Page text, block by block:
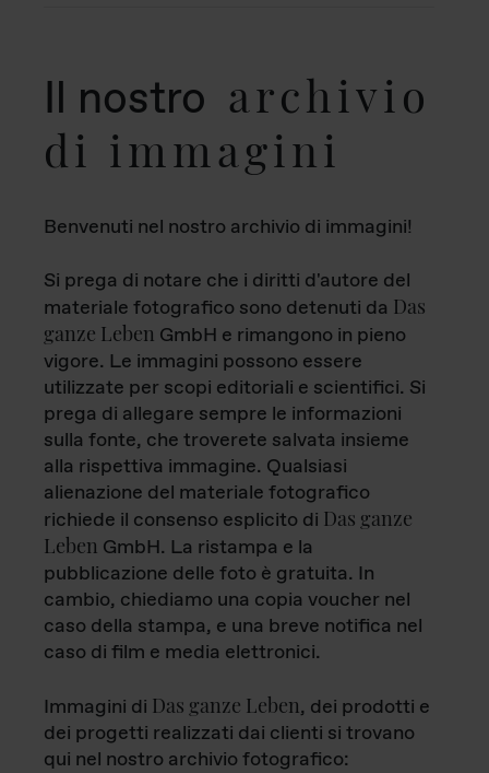
Il nostro archivio
di immagini
Benvenuti nel nostro archivio di immagini!
Si prega di notare che i diritti d'autore del
materiale fotografico sono detenuti da Das
ganze Leben GmbH e rimangono in pieno
vigore. Le immagini possono essere
utilizzate per scopi editoriali e scientifici. Si
prega di allegare sempre le informazioni
sulla fonte, che troverete salvata insieme
alla rispettiva immagine. Qualsiasi
alienazione del materiale fotografico
richiede il consenso esplicito di Das ganze
Leben GmbH. La ristampa e la
pubblicazione delle foto è gratuita. In
cambio, chiediamo una copia voucher nel
caso della stampa, e una breve notifica nel
caso di film e media elettronici.
Immagini di Das ganze Leben, dei prodotti e
dei progetti realizzati dai clienti si trovano
qui nel nostro archivio fotografico: